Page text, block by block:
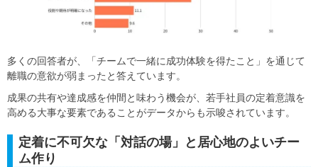
多くの回答者が、「チームで一緒に成功体験を得たこと」を通じて
離職の意欲が弱まったと答えています。
成果の共有や達成感を仲間と味わう機会が、若手社員の定着意識を
高める大事な要素であることがデータからも示唆されています。
定着に不可欠な「対話の場」と居心地のよいチー
ム作り